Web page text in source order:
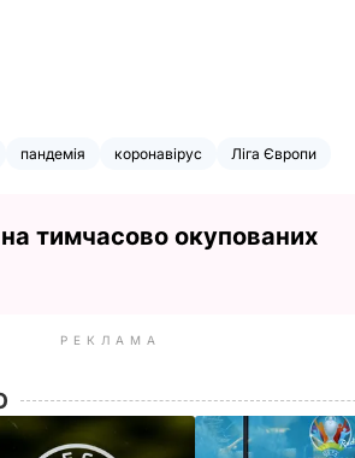
пандемія коронавірус Ліга Європи
тимчасово окупованих
РЕКЛАМА